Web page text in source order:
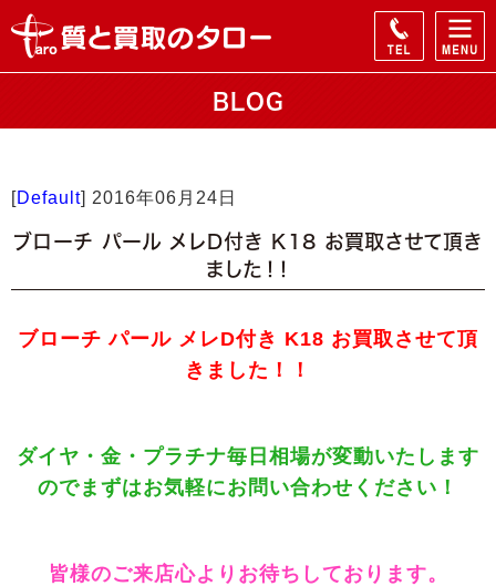
BLOG
[Default] 2016年06月24日
ブローチ パール メレD付き K18 お買取させて頂き
ました！！
ブローチ パール メレD付き K18 お買取させて頂
きました！！
ダイヤ・金・プラチナ毎日相場が変動いたします
のでまずはお気軽にお問い合わせください！
皆様のご来店心よりお待ちしております。